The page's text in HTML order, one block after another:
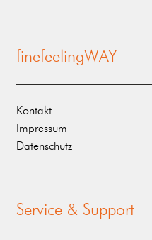
finefeelingWAY
Kontakt
Impressum
Datenschutz
Service & Support